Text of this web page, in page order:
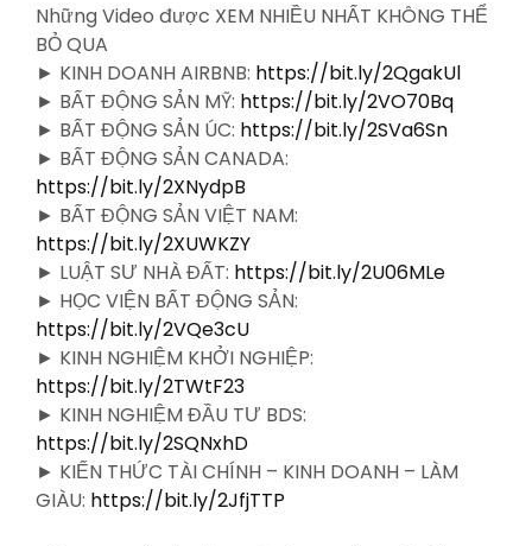
Những Video được XEM NHIỀU NHẤT KHÔNG THỂ
BỎ QUA
► KINH DOANH AIRBNB: https://bit.ly/2QgakUl
► BẤT ĐỘNG SẢN MỸ: https://bit.ly/2VO70Bq
► BẤT ĐỘNG SẢN ÚC: https://bit.ly/2SVa6Sn
► BẤT ĐỘNG SẢN CANADA:
https://bit.ly/2XNydpB
► BẤT ĐỘNG SẢN VIỆT NAM:
https://bit.ly/2XUWKZY
► LUẬT SƯ NHÀ ĐẤT: https://bit.ly/2U06MLe
► HỌC VIỆN BẤT ĐỘNG SẢN:
https://bit.ly/2VQe3cU
► KINH NGHIỆM KHỞI NGHIỆP:
https://bit.ly/2TWtF23
► KINH NGHIỆM ĐẦU TƯ BDS:
https://bit.ly/2SQNxhD
► KIẾN THỨC TÀI CHÍNH – KINH DOANH – LÀM
GIÀU: https://bit.ly/2JfjTTP